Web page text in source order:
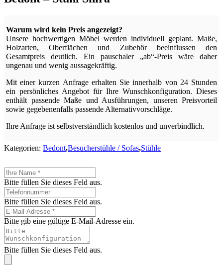
Warum wird kein Preis angezeigt?
Unsere hochwertigen Möbel werden individuell geplant. Maße,
Holzarten, Oberflächen und Zubehör beeinflussen den
Gesamtpreis deutlich. Ein pauschaler „ab“-Preis wäre daher
ungenau und wenig aussagekräftig.
Mit einer kurzen Anfrage erhalten Sie innerhalb von 24 Stunden
ein persönliches Angebot für Ihre Wunschkonfiguration. Dieses
enthält passende Maße und Ausführungen, unseren Preisvorteil
sowie gegebenenfalls passende Alternativvorschläge.
Ihre Anfrage ist selbstverständlich kostenlos und unverbindlich.
Kategorien: Bedont,Besucherstühle / Sofas,Stühle
Bitte füllen Sie dieses Feld aus.
Bitte füllen Sie dieses Feld aus.
Bitte gib eine gültige E-Mail-Adresse ein.
Bitte füllen Sie dieses Feld aus.